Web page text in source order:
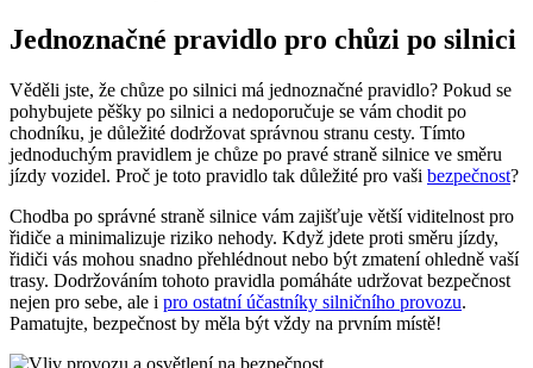
Jednoznačné pravidlo pro chůzi po silnici
Věděli jste, že chůze po silnici má jednoznačné pravidlo? Pokud se
pohybujete pěšky po silnici a nedoporučuje se vám chodit po
chodníku, je důležité dodržovat správnou stranu cesty. Tímto
jednoduchým pravidlem je chůze po pravé straně silnice ve směru
jízdy vozidel. Proč je toto pravidlo tak důležité pro vaši bezpečnost?
Chodba po správné straně silnice vám zajišťuje větší viditelnost pro
řidiče a minimalizuje riziko nehody. Když jdete proti směru jízdy,
řidiči vás mohou snadno přehlédnout nebo být zmatení ohledně vaší
trasy. Dodržováním tohoto pravidla pomáháte udržovat bezpečnost
nejen pro sebe, ale i pro ostatní účastníky silničního provozu.
Pamatujte, bezpečnost by měla být vždy na prvním místě!